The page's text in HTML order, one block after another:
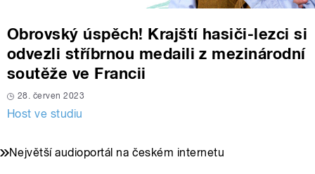
Obrovský úspěch! Krajští hasiči-lezci si
odvezli stříbrnou medaili z mezinárodní
soutěže ve Francii
28. červen 2023
Host ve studiu
Největší audioportál na českém internetu